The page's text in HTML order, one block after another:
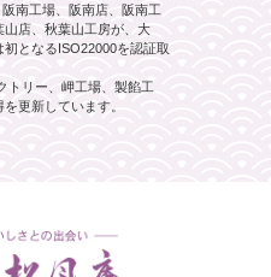
南工場、阪南店、阪南工
山店、秋葉山工房が、大
となるISO22000を認証取
トリー、岬工場、製餡工
更新しています。